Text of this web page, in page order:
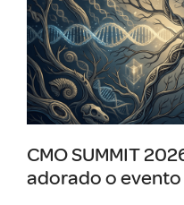
CMO SUMMIT
adorado o evento